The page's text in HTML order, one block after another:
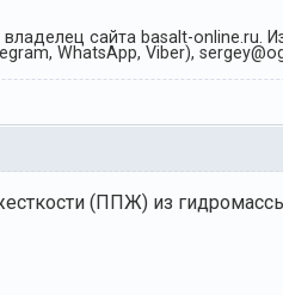
сайта basalt-online.ru.
WhatsApp, Viber),
(ППЖ) из